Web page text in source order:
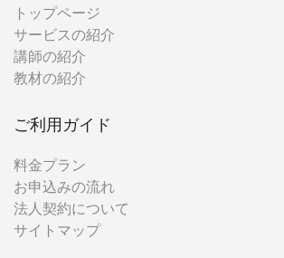
トップページ
サービスの紹介
講師の紹介
教材の紹介
ご利用ガイド
料金プラン
お申込みの流れ
法人契約について
サイトマップ